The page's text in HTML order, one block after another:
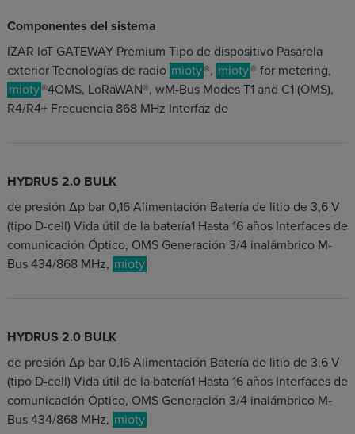
Componentes del sistema
IZAR IoT GATEWAY Premium Tipo de dispositivo Pasarela
exterior Tecnologías de radio mioty®, mioty® for metering,
mioty®4OMS, LoRaWAN®, wM-Bus Modes T1 and C1 (OMS),
R4/R4+ Frecuencia 868 MHz Interfaz de
HYDRUS 2.0 BULK
de presión Δp bar 0,16 Alimentación Batería de litio de 3,6 V
(tipo D-cell) Vida útil de la batería1 Hasta 16 años Interfaces de
comunicación Óptico, OMS Generación 3/4 inalámbrico M-
Bus 434/868 MHz, mioty
HYDRUS 2.0 BULK
de presión Δp bar 0,16 Alimentación Batería de litio de 3,6 V
(tipo D-cell) Vida útil de la batería1 Hasta 16 años Interfaces de
comunicación Óptico, OMS Generación 3/4 inalámbrico M-
Bus 434/868 MHz, mioty